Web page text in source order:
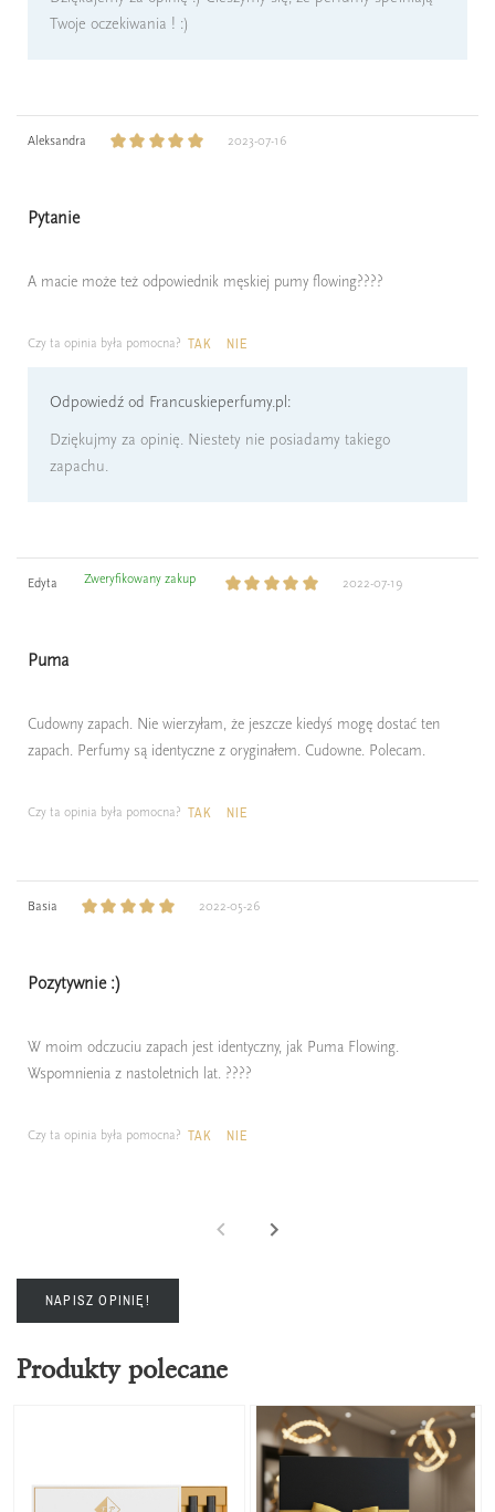
Twoje oczekiwania ! :)
Aleksandra 2023-07-16
Pytanie
A macie może też odpowiednik męskiej pumy flowing????
Czy ta opinia była pomocna? TAK NIE
Odpowiedź od Francuskieperfumy.pl:
Dziękujmy za opinię. Niestety nie posiadamy takiego
zapachu.
Edyta Zweryfikowany zakup 2022-07-19
Puma
Cudowny zapach. Nie wierzyłam, że jeszcze kiedyś mogę dostać ten
zapach. Perfumy są identyczne z oryginałem. Cudowne. Polecam.
Czy ta opinia była pomocna? TAK NIE
Basia 2022-05-26
Pozytywnie :)
W moim odczuciu zapach jest identyczny, jak Puma Flowing.
Wspomnienia z nastoletnich lat. ????
Czy ta opinia była pomocna? TAK NIE
NAPISZ OPINIĘ!
Produkty polecane